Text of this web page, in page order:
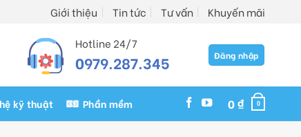
Giới thiệu Tin tức Tư vấn Khuyến mãi
Hotline 24/7
0979.287.345 Đăng nhập
kỹ thuật Phần mềm 0₫ 0